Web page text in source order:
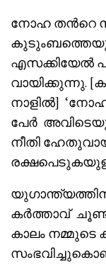
നോഹ തൻറെ
കുടുംബത്തെയും
എസക്കിയേൽ
വായിക്കുന്നു.
നാളിൽ]
പേർ
നീതി
കർത്താവ്
കാലം